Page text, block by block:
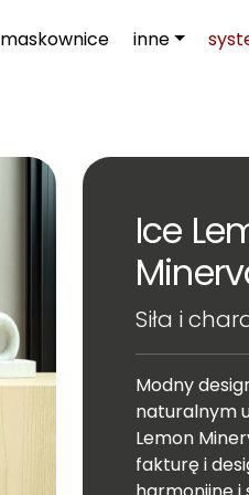
maskownice inne
Ice
Siła i
Modny
naturalnym
Lemon
fakturę i